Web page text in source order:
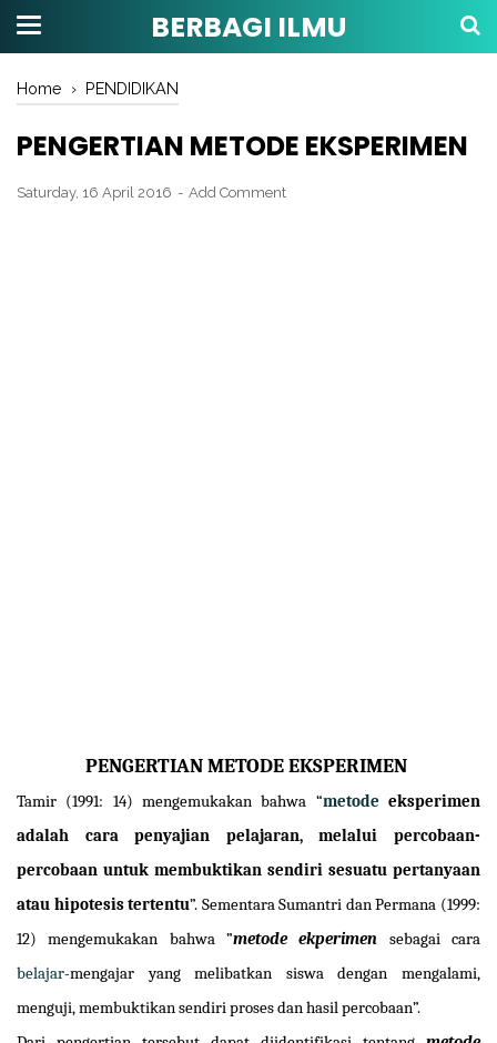
BERBAGI ILMU
Home › PENDIDIKAN
PENGERTIAN METODE EKSPERIMEN
Saturday, 16 April 2016 Add Comment
PENGERTIAN METODE EKSPERIMEN
Tamir (1991: 14) mengemukakan bahwa “metode eksperimen
adalah cara penyajian pelajaran, melalui percobaan-
percobaan untuk membuktikan sendiri sesuatu pertanyaan
atau hipotesis tertentu”. SementaraSumantri dan Permana (1999:
12) mengemukakan bahwa ”metode ekperimen sebagai cara
belajar-mengajar yang melibatkan siswa dengan mengalami,
menguji, membuktikan sendiri proses dan hasil percobaan”.